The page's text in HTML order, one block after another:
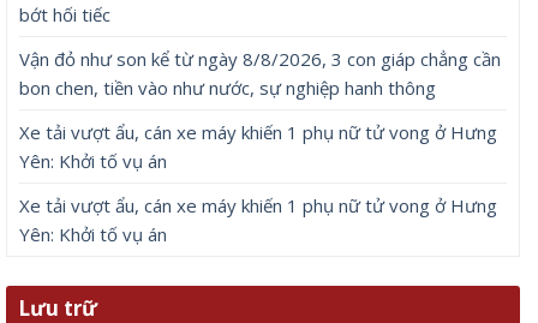
bớt hối tiếc
Vận đỏ như son kể từ ngày 8/8/2026, 3 con giáp chẳng cần
bon chen, tiền vào như nước, sự nghiệp hanh thông
Xe tải vượt ẩu, cán xe máy khiến 1 phụ nữ tử vong ở Hưng
Yên: Khởi tố vụ án
Xe tải vượt ẩu, cán xe máy khiến 1 phụ nữ tử vong ở Hưng
Yên: Khởi tố vụ án
Lưu trữ